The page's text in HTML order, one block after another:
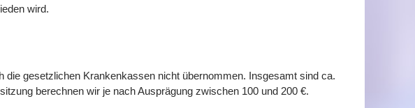
wird.
die gesetzlichen Krankenkassen nicht übernommen. Insgesamt sind ca.
berechnen wir je nach Ausprägung zwischen 100 und 200 €.